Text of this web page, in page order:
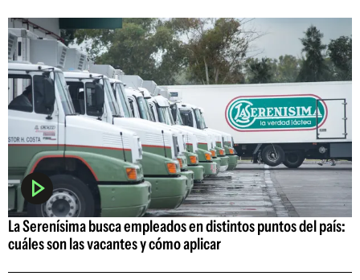
La Serenísima busca empleados en distintos puntos del país:
cuáles son las vacantes y cómo aplicar